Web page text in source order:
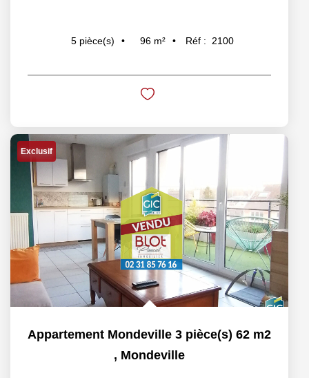
5 pièce(s) 96 m² Réf : 2100
Exclusif
Appartement Mondeville 3 pièce(s) 62 m2
, Mondeville